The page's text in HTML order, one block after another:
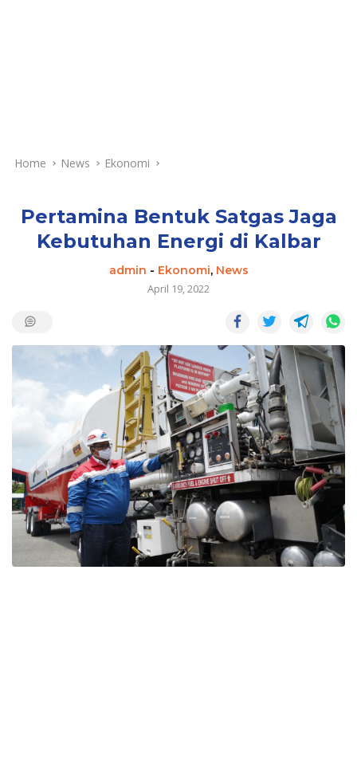
Home News Ekonomi
Pertamina Bentuk Satgas Jaga
Kebutuhan Energi di Kalbar
admin - Ekonomi, News
April 19, 2022